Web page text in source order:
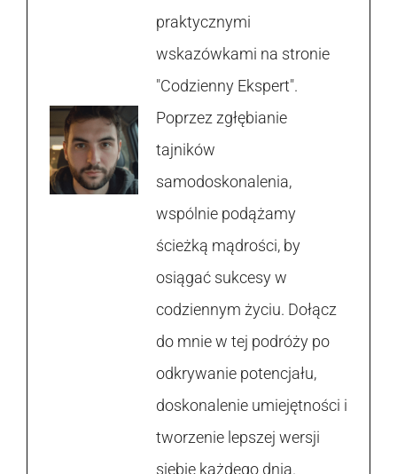
praktycznymi
wskazówkami na stronie
"Codzienny Ekspert".
Poprzez zgłębianie
tajników
samodoskonalenia,
wspólnie podążamy
ścieżką mądrości, by
osiągać sukcesy w
codziennym życiu. Dołącz
do mnie w tej podróży po
odkrywanie potencjału,
doskonalenie umiejętności i
tworzenie lepszej wersji
siebie każdego dnia.